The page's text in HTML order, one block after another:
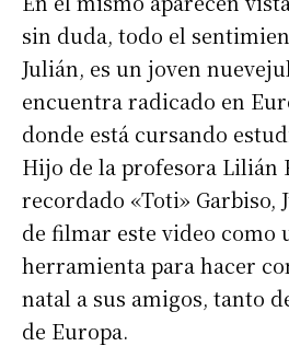
sin duda, todo el
Julián, es un joven
encuentra radicado en
donde está cursando
Hijo de la profesora Lilián
recordado «Toti» Garbiso,
de filmar este video como
herramienta para hacer
natal a sus amigos, tanto
de Europa.